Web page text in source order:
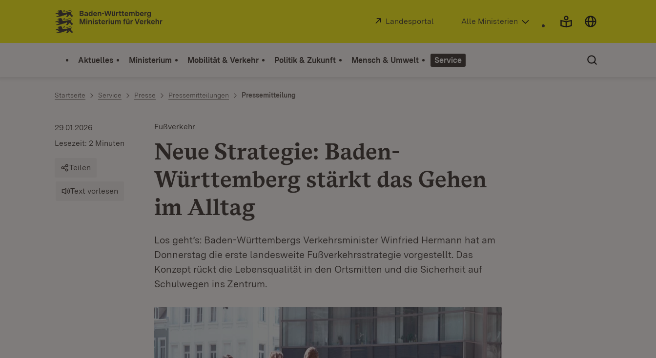
Zum Inhalt springen
Link zur Startseite
Extern:
Landesportal (Öffnet in neuem Fenster)
Alle Ministerien
Aktuelles Ministerium Mobilität & Verkehr Politik & Zukunft Mensch & Umwelt Service
Startseite Service Presse Pressemitteilungen Pressemitteilung
Fußverkehr
Neue Strategie: Baden-
Württemberg stärkt das Gehen
im Alltag
Los geht’s: Baden-Württembergs Verkehrsminister Winfried Hermann hat am
Donnerstag die erste landesweite Fußverkehrsstrategie vorgestellt. Das
Konzept rückt die Lebensqualität in den Ortsmitten und die Sicherheit auf
Schulwegen ins Zentrum.
29.01.2026
Lesezeit: 2 Minuten
Teilen
Text vorlesen